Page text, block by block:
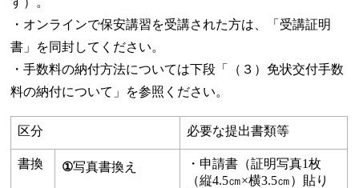
・オンラインで保安講習を受講された方は、「受講証明
書」を同封してください。
・手数料の納付方法については下段「（３）免状交付手数
料の納付について」を参照ください。
区分 必要な提出書類等
書換 ①写真書換え
・申請書（証明写真1枚
（縦4.5㎝×横3.5㎝）貼り